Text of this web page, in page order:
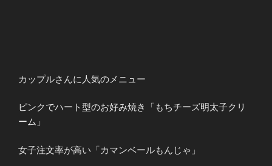
カップルさんに人気のメニュー
ピンクでハート型のお好み焼き「もちチーズ明太子クリ
ーム」
女子注文率が高い「カマンベールもんじゃ」